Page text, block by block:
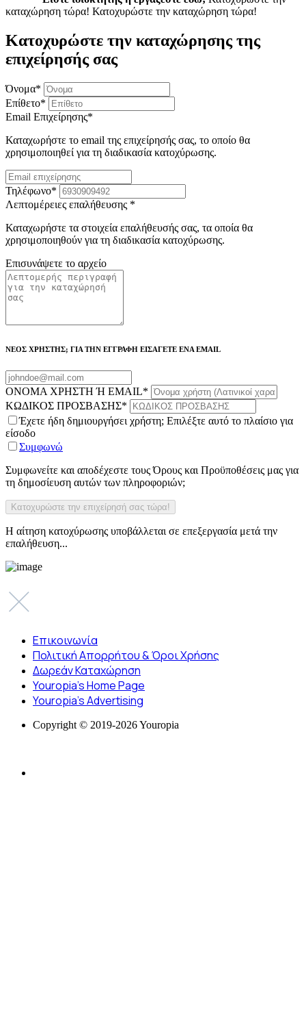
καταχώρηση τώρα! Κατοχυρώστε την καταχώρηση τώρα!
Κατοχυρώστε την καταχώρησης της
επιχείρησής σας
Όνομα*
Επίθετο*
Email Επιχείρησης*
Καταχωρήστε το email της επιχείρησής σας, το οποίο θα
χρησιμοποιηθεί για τη διαδικασία κατοχύρωσης.
Τηλέφωνο*
Λεπτομέρειες επαλήθευσης *
Καταχωρήστε τα στοιχεία επαλήθευσής σας, τα οποία θα
χρησιμοποιηθούν για τη διαδικασία κατοχύρωσης.
Επισυνάψετε το αρχείο
ΝΕΟΣ ΧΡΗΣΤΗΣ; ΓΙΑ ΤΗΝ ΕΓΓΡΑΦΗ ΕΙΣΑΓΕΤΕ ΕΝΑ EMAIL
ΟΝΟΜΑ ΧΡΗΣΤΗ Ή EMAIL*
ΚΩΔΙΚΟΣ ΠΡΟΣΒΑΣΗΣ*
Έχετε ήδη δημιουργήσει χρήστη; Επιλέξτε αυτό το πλαίσιο για
είσοδο
Συμφωνώ
Συμφωνείτε και αποδέχεστε τους Όρους και Προϋποθέσεις μας για
τη δημοσίευση αυτών των πληροφοριών;
Η αίτηση κατοχύρωσης υποβάλλεται σε επεξεργασία μετά την
επαλήθευση...
Επικοινωνία
Πολιτική Απορρήτου & Όροι Χρήσης
Δωρεάν Καταχώρηση
Youropia’s Home Page
Youropia’s Advertising
Copyright © 2019-2026 Youropia